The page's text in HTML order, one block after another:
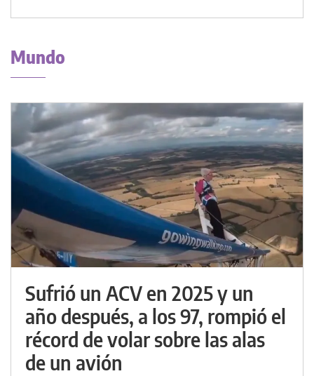
Mundo
Sufrió un ACV en 2025 y un
año después, a los 97, rompió el
récord de volar sobre las alas
de un avión